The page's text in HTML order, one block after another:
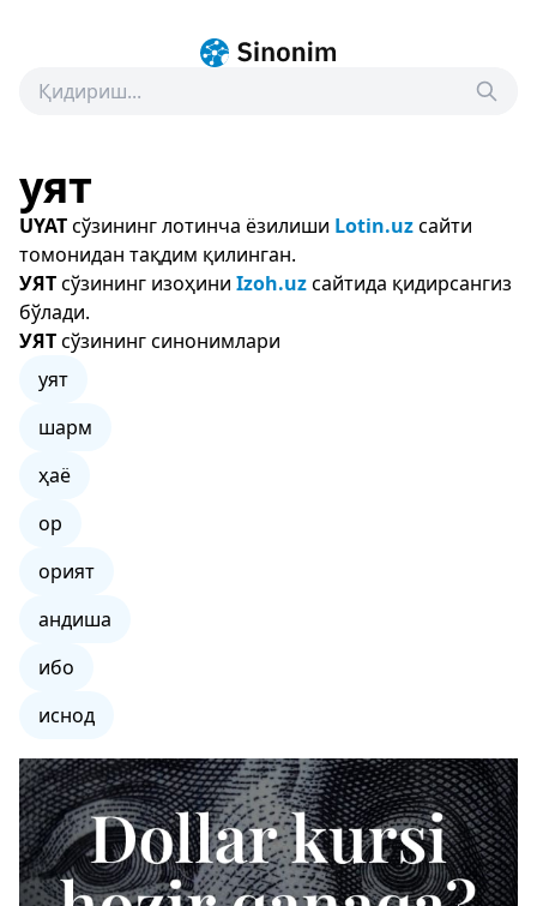
уят
UYATсўзининг лотинча ёзилиши Lotin.uzсайти
томонидан тақдим қилинган.
УЯТсўзининг изоҳини Izoh.uzсайтида қидирсангиз
бўлади.
УЯТсўзининг синонимлари
уят
шарм
ҳаё
ор
орият
андиша
ибо
иснод